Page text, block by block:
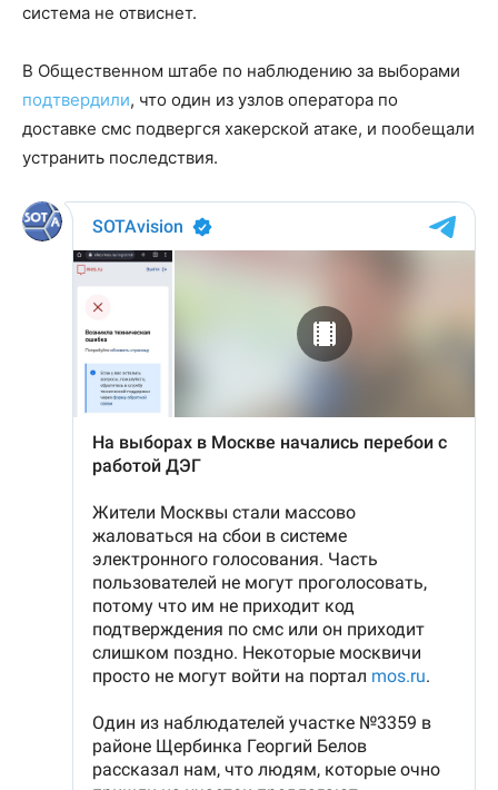
система не отвиснет.
В Общественном штабе по наблюдению за выборами
подтвердили, что один из узлов оператора по
доставке смс подвергся хакерской атаке, и пообещали
устранить последствия.